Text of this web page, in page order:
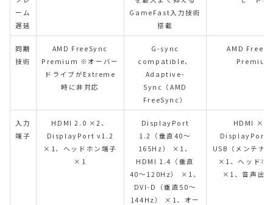
ーム
遅延
GameFast入力技術
搭載
同期
技術
AMD FreeSync
Premium ※オーバー
ドライブがExtreme
時に非対応
G-sync
compatible、
Adaptive-
Sync（AMD
FreeSync）
AMD
Premium
入力
端子
HDMI 2.0 ×2、
DisplayPort v1.2
×1、ヘッドホン端子
×1
DisplayPort
1.2（垂直40〜
165Hz） ×1、
HDMI 1.4（垂直
40〜120Hz） ×1、
DVI-D（垂直50〜
144Hz） ×1、オー
HDMI ×2
DisplayPort
USB（メンテナ
×1、ヘッドホ
×1、音声出